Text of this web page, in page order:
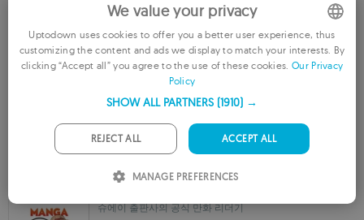
어디서나 라이트 노벨을 마음껏 읽어보세요.
슈에이 출판사의 공식 만화 리더기
ENGLISH
We value your privacy
Uptodown uses cookies to offer you a better user experience, thus
customizing the content and ads we display to match your interests. By
clicking “Accept all” you agree to the use of these cookies. Our Privacy
Policy
SHOW ALL PARTNERS (1910) →
ACCEPT ALL
REJECT ALL
MANAGE PREFERENCES